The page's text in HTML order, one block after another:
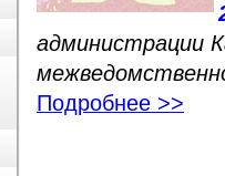
администрации
Подробнее >>